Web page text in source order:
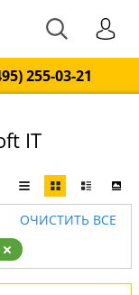
255-03-21
IT
ОЧИСТИТЬ ВСЕ